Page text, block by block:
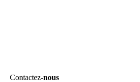
Contactez-nous